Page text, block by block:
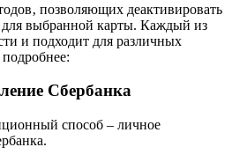
позволяющих деактивировать
для выбранной карты. Каждый из
и подходит для различных
Сбербанка
способ – личное